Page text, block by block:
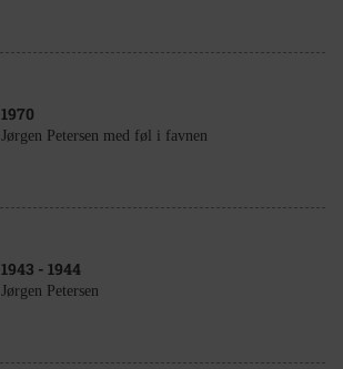
1970
Jørgen Petersen med føl i favnen
1943 - 1944
Jørgen Petersen